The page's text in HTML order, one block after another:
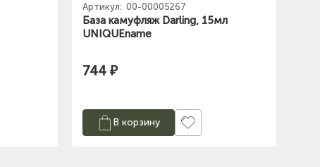
Артикул: 00-00005267
База камуфляж Darling, 15мл
UNIQUEname
744 ₽
В корзину